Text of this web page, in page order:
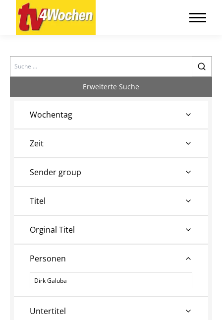
Search
Erweiterte Suche
Wochentag
Zeit
Sender group
Titel
Orginal Titel
Personen
Personen
Untertitel